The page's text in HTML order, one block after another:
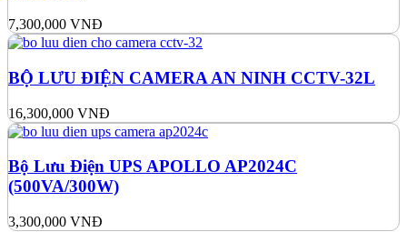
7,300,000 VNĐ
BỘ LƯU ĐIỆN CAMERA AN NINH CCTV-32L
16,300,000 VNĐ
Bộ Lưu Điện UPS APOLLO AP2024C
(500VA/300W)
3,300,000 VNĐ